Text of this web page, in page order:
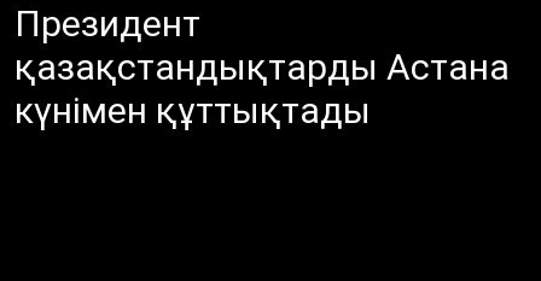
Президент
қазақстандықтарды Астана
күнімен құттықтады